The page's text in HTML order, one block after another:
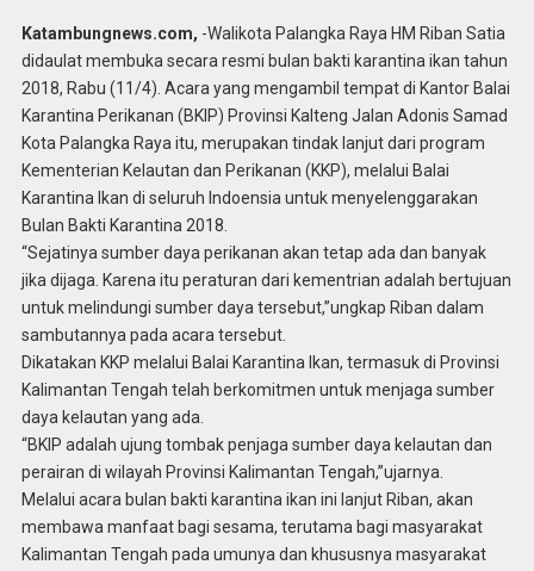
Katambungnews.com, -Walikota Palangka Raya HM Riban Satia
didaulat membuka secara resmi bulan bakti karantina ikan tahun
2018, Rabu (11/4). Acara yang mengambil tempat di Kantor Balai
Karantina Perikanan (BKIP) Provinsi Kalteng Jalan Adonis Samad
Kota Palangka Raya itu, merupakan tindak lanjut dari program
Kementerian Kelautan dan Perikanan (KKP), melalui Balai
Karantina Ikan di seluruh Indoensia untuk menyelenggarakan
Bulan Bakti Karantina 2018.
“Sejatinya sumber daya perikanan akan tetap ada dan banyak
jika dijaga. Karena itu peraturan dari kementrian adalah bertujuan
untuk melindungi sumber daya tersebut,”ungkap Riban dalam
sambutannya pada acara tersebut.
Dikatakan KKP melalui Balai Karantina Ikan, termasuk di Provinsi
Kalimantan Tengah telah berkomitmen untuk menjaga sumber
daya kelautan yang ada.
“BKIP adalah ujung tombak penjaga sumber daya kelautan dan
perairan di wilayah Provinsi Kalimantan Tengah,”ujarnya.
Melalui acara bulan bakti karantina ikan ini lanjut Riban, akan
membawa manfaat bagi sesama, terutama bagi masyarakat
Kalimantan Tengah pada umunya dan khususnya masyarakat